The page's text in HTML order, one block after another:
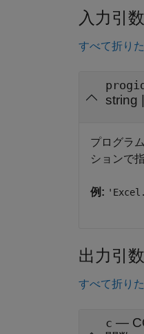
入力引数
すべて折り
progid
string
プログラ
ションで
例:
出力引数
すべて折り
c —